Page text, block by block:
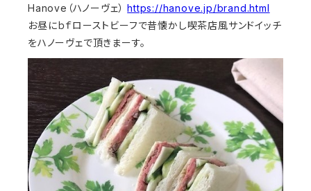
Hanove（ハノーヴェ） https://hanove.jp/brand.html
お昼にｂｆローストビーフで昔懐かし喫茶店風サンドイッチ
をハノーヴェで頂きまーす。